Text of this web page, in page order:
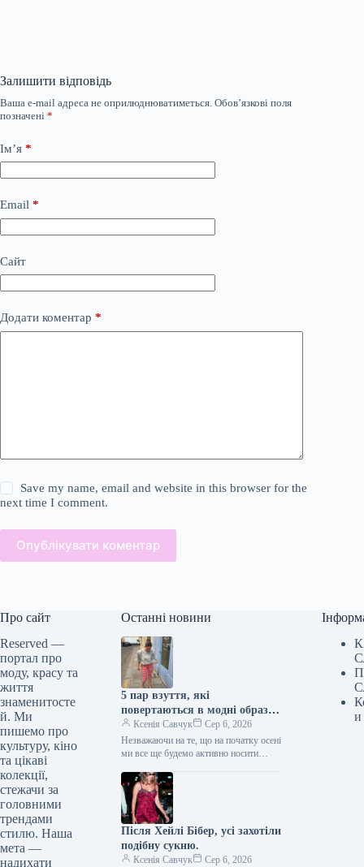
Залишити відповідь
Ваша e-mail адреса не оприлюднюватиметься. Обов’язкові поля
позначені *
Ім’я *
Email *
Сайт
Додати коментар *
Save my name, email and website in this browser for the
next time I comment.
Опублікувати коментар
Про сайт
Reserved —
портал про
моду, красу та
життя
знаменитосте
й. Ми
пишемо про
культуру, кіно
та цікаві
колекції,
стежачи за
головними
трендами
стилю. Наша
мета —
надихати
Останні новини
5 пар взуття, які
повертаються в модні образи
з приходом осені
Ксенія Савчук
Сер 6, 2026
Незважаючи на те, що на початку осені
ми все ще будемо активно носити
матимемо…
Після Хейлі Бібер, усі захотіли
подібну сукню.
Ксенія Савчук Сер 6, 2026
и